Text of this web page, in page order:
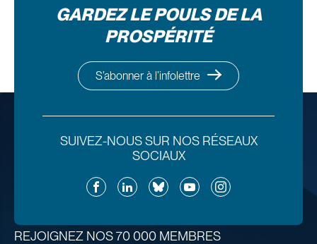
GARDEZ LE POULS DE LA
PROSPÉRITÉ
S’abonner à l’infolettre
SUIVEZ-NOUS SUR NOS RÉSEAUX
SOCIAUX
FacebookLinkedInBlueskyYouTubeInstagram
REJOIGNEZ NOS 70 000 MEMBRES